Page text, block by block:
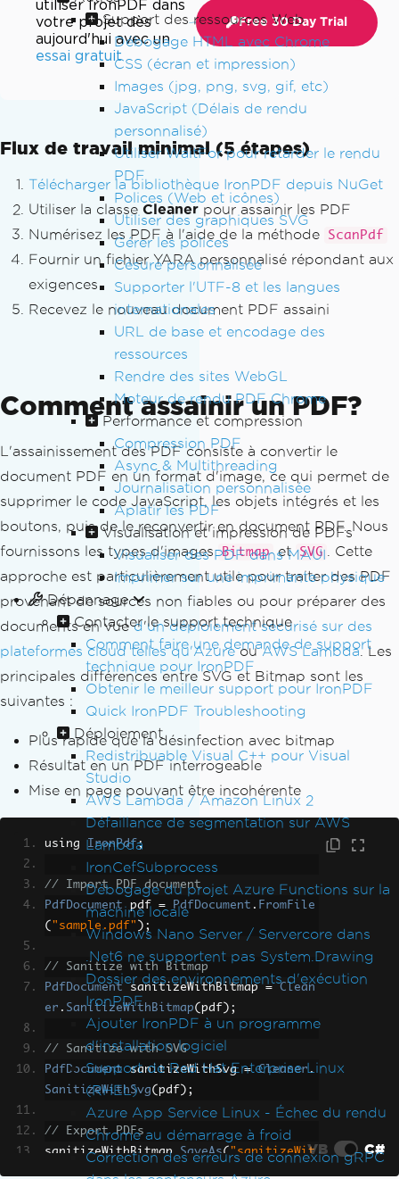
Support des ressources Web
Débogage HTML avec Chrome
CSS (écran et impression)
Images (jpg, png, svg, gif, etc)
JavaScript (Délais de rendu
personnalisé)
Utiliser WaitFor pour retarder le rendu
PDF
Polices (Web et icônes)
Utiliser des graphiques SVG
Gérer les polices
Césure personnalisée
Supporter l'UTF-8 et les langues
internationales
URL de base et encodage des
ressources
Rendre des sites WebGL
Moteur de rendu PDF Chrome
Performance et compression
Compression PDF
Async & Multithreading
Journalisation personnalisée
Aplatir les PDF
Visualisation et impression de PDFs
Visualiser des PDF dans MAUI
Imprimer sur une imprimante physique
Dépannage
Contacter le support technique
Comment faire une demande de support
technique pour IronPDF
Obtenir le meilleur support pour IronPDF
Quick IronPDF Troubleshooting
Déploiement
Redistribuable Visual C++ pour Visual
Studio
AWS Lambda / Amazon Linux 2
Défaillance de segmentation sur AWS
Lambda
IronCefSubprocess
Débogage du projet Azure Functions sur la
machine locale
Windows Nano Server / Servercore dans
.Net6 ne supportent pas System.Drawing
Dossier des environnements d'exécution
IronPDF
Ajouter IronPDF à un programme
d'installation logiciel
Support de Red Hat Enterprise Linux
(RHEL)
Azure App Service Linux - Échec du rendu
Chrome au démarrage à froid
Correction des erreurs de connexion gRPC
utiliser IronPDF dans
votre projet dès
aujourd'hui avec un
essai gratuit
Free 30 Day Trial
Flux de travail minimal (5 étapes)
Télécharger la bibliothèque IronPDF depuis NuGet
Utiliser la classe Cleaner pour assainir les PDF
Numérisez les PDF à l'aide de la méthode
ScanPdf
Fournir un fichier YARA personnalisé répondant aux
exigences
Recevez le nouveau document PDF assaini
Comment assainir un PDF?
L'assainissement des PDF consiste à convertir le
document PDF en un format d'image, ce qui permet de
supprimer le code JavaScript, les objets intégrés et les
boutons, puis de le reconvertir en document PDF. Nous
fournissons les types d'images Bitmap et SVG . Cette
approche est particulièrement utile pour traiter des PDF
provenant de sources non fiables ou pour préparer des
documents en vued'un déploiement sécurisé sur des
plateformes cloud telles qu'AzureouAWS Lambda. Les
principales différences entre SVG et Bitmap sont les
suivantes :
Plus rapide que la désinfection avec bitmap
Résultat en un PDF interrogeable
Mise en page pouvant être incohérente
using IronPdf;
// Import PDF document
PdfDocument pdf = PdfDocument . FromFile
( "sample.pdf" );
// Sanitize with Bitmap
PdfDocument sanitizeWithBitmap =
Clean
er . SanitizeWithBitmap( pdf );
// Sanitize with SVG
PdfDocument sanitizeWithSvg = Cleaner.
SanitizeWithSvg( pdf );
// Export PDFs
sanitizeWithBitmap
SaveAs( "sanitizeWit
hBitmap.pdf"
VB C#